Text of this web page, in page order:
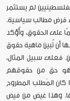
لم يستثمر
فرض مطالب سياسية.
على الحقوق، وأُؤكد
أن تُبين ماهية حقوق
فعلى سبيل المثال،
هو حق من حقوقهم
كان المَطلب المطروح
وهذا غيض من فيض